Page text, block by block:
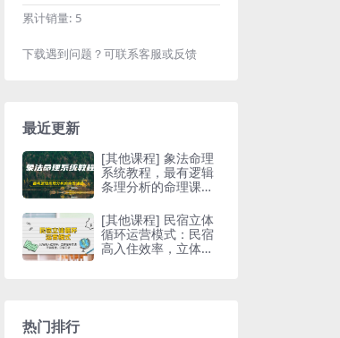
累计销量: 5
下载遇到问题？可联系客服或反馈
最近更新
[其他课程] 象法命理
系统教程，最有逻辑
条理分析的命理课程
[其他课程] 民宿立体
循环运营模式：民宿
高入住效率，立体循
热门排行